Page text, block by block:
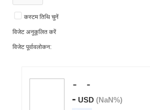
कस्टम तिथि चुनें
विजेट अनुकूलित करें
विजेट पूर्वावलोकन: